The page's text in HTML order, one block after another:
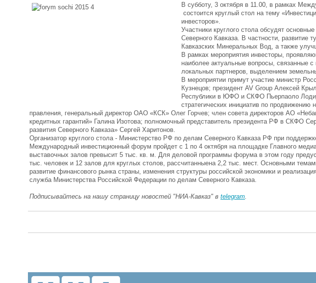
В субботу, 3 октября в 11.00, в рамках
состоится круглый стол на тему
инвесторов».
Участники круглого стола обсудят
Северного Кавказа. В частности, развитие
Кавказских Минеральных Вод, а также
В рамках мероприятия инвесторы,
наиболее актуальные вопросы, связанные
локальных партнеров, выделением
В мероприятии примут участие министр
Кузнецов; президент AV Group Алексей
Республики в ЮФО и СКФО Пьерпаоло
стратегических инициатив по
правления, генеральный директор ОАО «КСК» Олег Горчев; член совета директоров АО
кредитных гарантий» Галина Изотова; полномочный представитель президента РФ в СКФО
развития Северного Кавказа» Сергей Харитонов.
Организатор круглого стола - Министерство РФ по делам Северного Кавказа РФ при
Международный инвестиционный форум пройдет с 1 по 4 октября на площадке Главного
выставочных залов превысит 5 тыс. кв. м. Для деловой программы форума в этом году
тыс. человек и 12 залов для круглых столов, рассчитанныена 2,2 тыс. мест. Основными
развитие финансового рынка страны, изменения структуры российской экономики и
служба Министерства Российской Федерации по делам Северного Кавказа.
Подписывайтесь на нашу страницу новостей "НИА-Кавказ" в telegram